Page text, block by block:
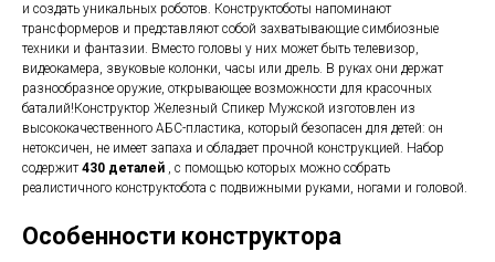
и создать уникальных роботов. Конструктоботы напоминают
трансформеров и представляют собой захватывающие симбиозные
техники и фантазии. Вместо головы у них может быть телевизор,
видеокамера, звуковые колонки, часы или дрель. В руках они держат
разнообразное оружие, открывающее возможности для красочных
баталий!Конструктор Железный Спикер Мужской изготовлен из
высококачественного АБС-пластика, который безопасен для детей: он
нетоксичен, не имеет запаха и обладает прочной конструкцией. Набор
содержит430 деталей , с помощью которых можно собрать
реалистичного конструктобота с подвижными руками, ногами и головой.
Особенности конструктора